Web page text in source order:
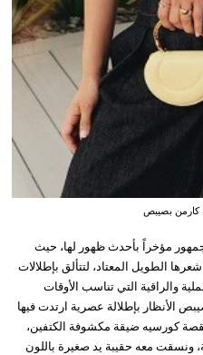
كارمن بصيبص
مؤخراً بأحدث ظهور لها، حيث
الطويل المعتاد، لتتألق بإطلالات
والراقية التي تناسب الأوقات
الأنظار بإطلالة عصرية ارتدت فيها
كورسيه ضيقة مكشوفة الكتفين،
ونسقت معه حقيبة يد صغيرة باللون